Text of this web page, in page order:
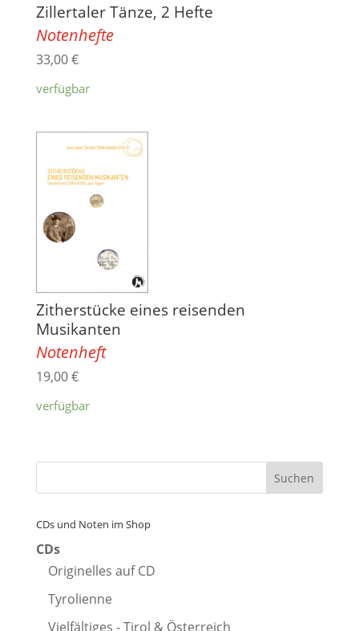
Zillertaler Tänze, 2 Hefte
Notenhefte
33,00€
verfügbar
Zitherstücke eines reisenden
Musikanten
Notenheft
19,00€
verfügbar
CDs und Noten im Shop
CDs
Originelles auf CD
Tyrolienne
Vielfältiges - Tirol & Österreich